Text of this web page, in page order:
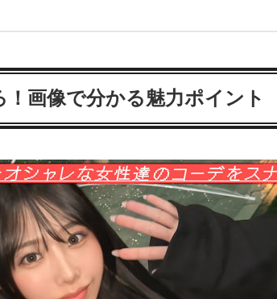
！画像で分かる魅力ポイント